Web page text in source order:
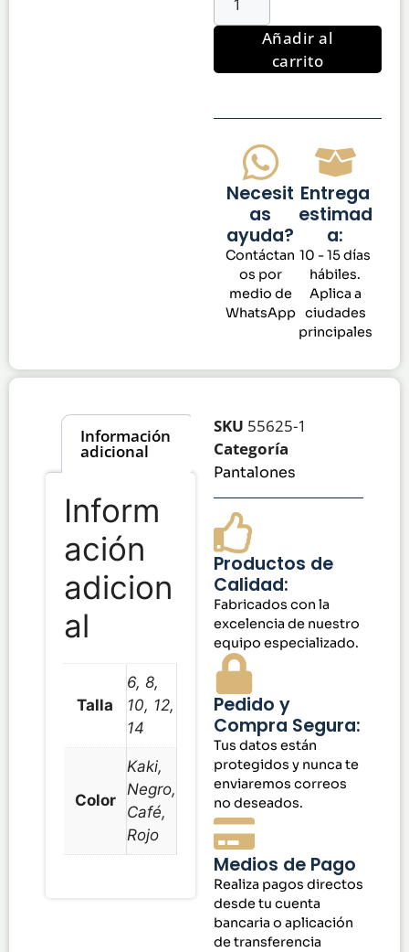
Añadir al
carrito
Necesit
as
ayuda?
Contáctan
os por
medio de
WhatsApp
Entrega
estimad
a:
10 - 15 días
hábiles.
Aplica a
ciudades
principales
Información
adicional
Inform
ación
adicion
al
Talla
6, 8,
10, 12,
14
Color
Kaki,
Negro,
Café,
Rojo
SKU 55625-1
Categoría
Pantalones
Productos de
Calidad:
Fabricados con la
excelencia de nuestro
equipo especializado.
Pedido y
Compra Segura:
Tus datos están
protegidos y nunca te
enviaremos correos
no deseados.
Medios de Pago
Realiza pagos directos
desde tu cuenta
bancaria o aplicación
de transferencia